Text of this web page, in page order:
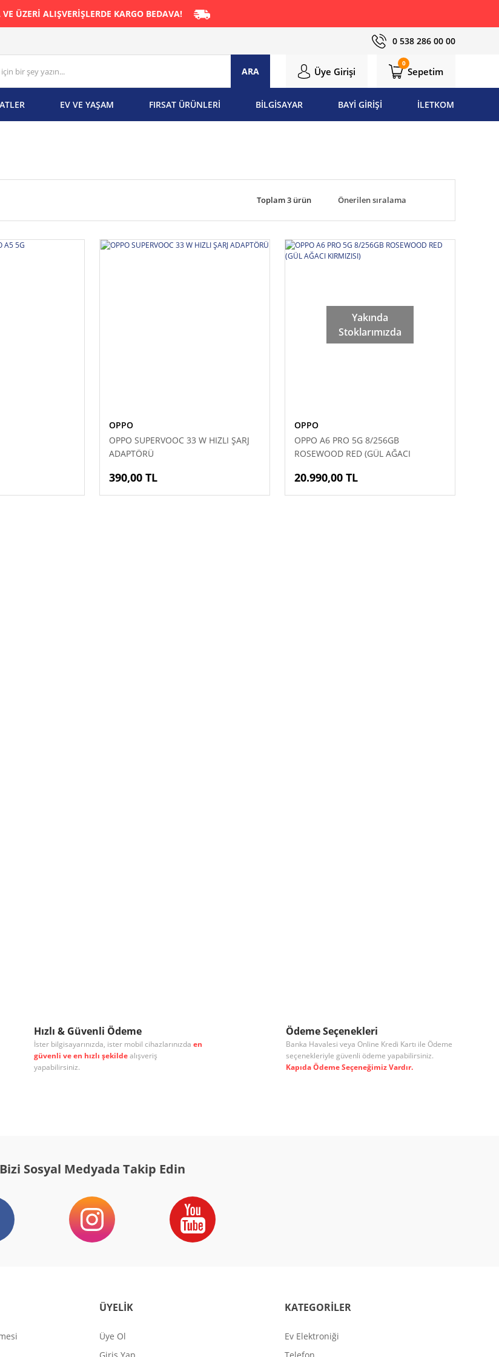
ÜZERİ ALIŞVERİŞLERDE KARGO BEDAVA!
0 538 286 00 00
ARA Üye Girişi
0
Sepetim
EV VE YAŞAM FIRSAT ÜRÜNLERİ BİLGİSAYAR BAYİ GİRİŞİ İLETKOM
Toplam 3 ürün
OPPO
OPPO SUPERVOOC 33 W HIZLI ŞARJ
ADAPTÖRÜ
390,00 TL
Yakında
Stoklarımızda
OPPO
OPPO A6 PRO 5G 8/256GB
ROSEWOOD RED (GÜL AĞACI
20.990,00 TL
Hızlı & Güvenli Ödeme
İster bilgisayarınızda, ister mobil cihazlarınızda en
güvenli ve en hızlı şekildealışveriş
yapabilirsiniz.
Ödeme Seçenekleri
Banka Havalesi veya Online Kredi Kartı ile Ödeme
seçenekleriyle güvenli ödeme yapabilirsiniz.
Kapıda Ödeme Seçeneğimiz Vardır.
Bizi Sosyal Medyada Takip Edin
ÜYELİK
Üye Ol
KATEGORİLER
Ev Elektroniği